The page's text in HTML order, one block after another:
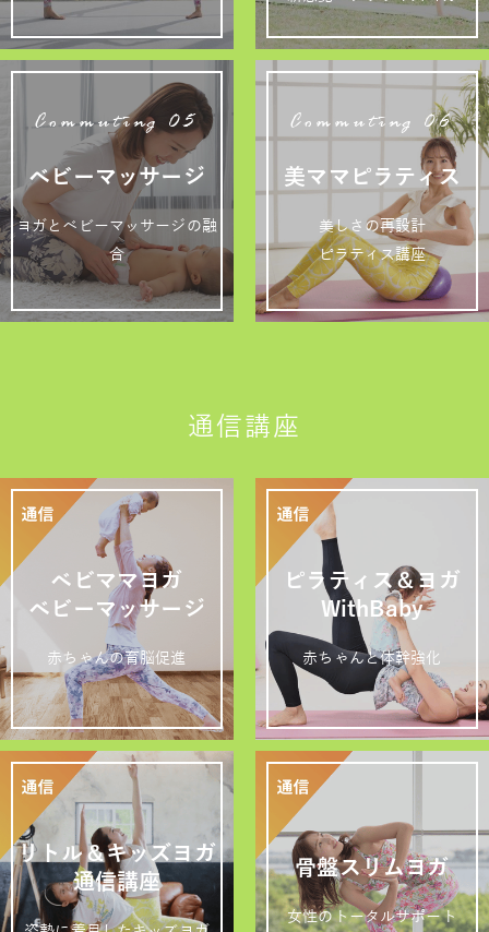
Commuting 05
ベビーマッサージ
ヨガとベビーマッサージの融
合
Commuting 06
美ママピラティス
美しさの再設計
ピラティス講座
通信講座
ベビママヨガ
ベビーマッサージ
赤ちゃんの育脳促進
ピラティス＆ヨガ
WithBaby
赤ちゃんと体幹強化
リトル＆キッズヨガ
通信講座
骨盤スリムヨガ
女性のトータルサポート